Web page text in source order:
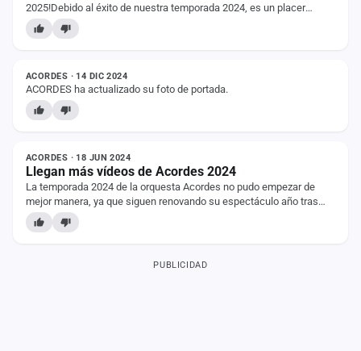
2025!Debido al éxito de nuestra temporada 2024, es un placer
anunciaros la RENOVACIÓN TOTAL de…
ACORDES · 14 DIC 2024
ACORDES ha actualizado su foto de portada.
ACORDES · 18 JUN 2024
Llegan más vídeos de Acordes 2024
La temporada 2024 de la orquesta Acordes no pudo empezar de
mejor manera, ya que siguen renovando su espectáculo año tras
año y, para muestra de ello, os…
PUBLICIDAD